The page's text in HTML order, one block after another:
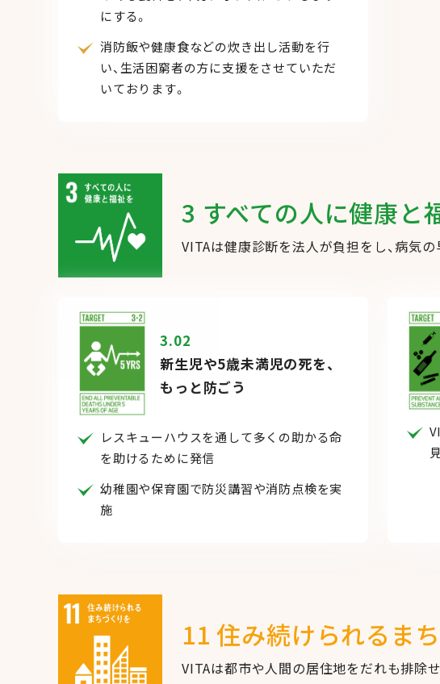
にする。
消防飯や健康食などの炊き出し活動を行
い、生活困窮者の方に支援をさせていただ
いております。
3 すべての人に健康と
VITAは健康診断を法人が負担をし、病気
3.02
新生児や5歳未満児の死を、
もっと防ごう
レスキューハウスを通して多くの助かる命
を助けるために発信
幼稚園や保育園で防災講習や消防点検を実
施
11 住み続けられるま
VITAは都市や人間の居住地をだれも排除